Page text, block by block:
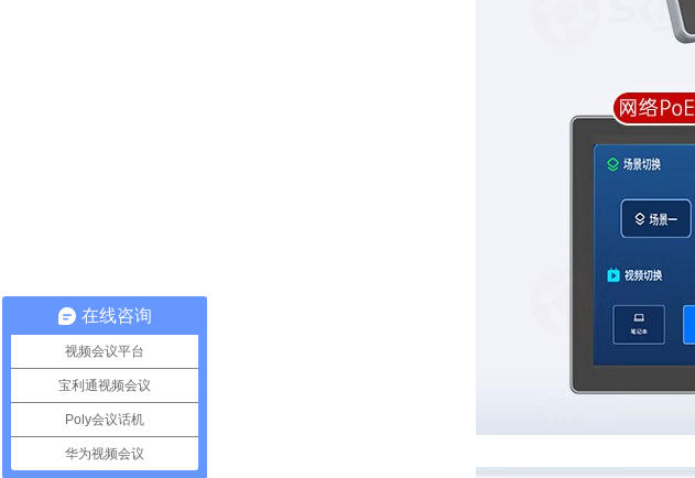
在线咨询
视频会议平台
宝利通视频会议
Poly会议话机
华为视频会议